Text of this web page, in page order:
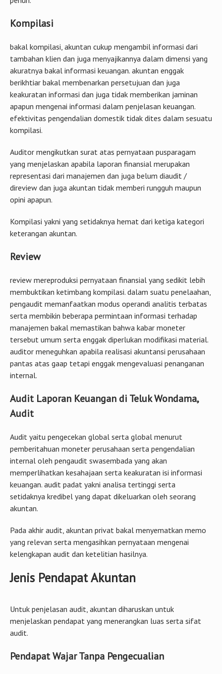
Kompilasi
bakal kompilasi, akuntan cukup mengambil informasi dari
tambahan klien dan juga menyajikannya dalam dimensi yang
akuratnya bakal informasi keuangan. akuntan enggak
berikhtiar bakal membenarkan persetujuan dan juga
keakuratan informasi dan juga tidak memberikan jaminan
apapun mengenai informasi dalam penjelasan keuangan.
efektivitas pengendalian domestik tidak dites dalam sesuatu
kompilasi.
Auditor mengikutkan surat atas pernyataan pusparagam
yang menjelaskan apabila laporan finansial merupakan
representasi dari manajemen dan juga belum diaudit /
direview dan juga akuntan tidak memberi rungguh maupun
opini apapun.
Kompilasi yakni yang setidaknya hemat dari ketiga kategori
keterangan akuntan.
Review
review mereproduksi pernyataan finansial yang sedikit lebih
membuktikan ketimbang kompilasi. dalam suatu penelaahan,
pengaudit memanfaatkan modus operandi analitis terbatas
serta membikin beberapa permintaan informasi terhadap
manajemen bakal memastikan bahwa kabar moneter
tersebut umum serta enggak diperlukan modifikasi material.
auditor meneguhkan apabila realisasi akuntansi perusahaan
pantas atas gaap tetapi enggak mengevaluasi penanganan
internal.
Audit Laporan Keuangan di Teluk Wondama,
Audit
Audit yaitu pengecekan global serta global menurut
pemberitahuan moneter perusahaan serta pengendalian
internal oleh pengaudit swasembada yang akan
memperlihatkan kesahajaan serta keakuratan isi informasi
keuangan. audit padat yakni analisa tertinggi serta
setidaknya kredibel yang dapat dikeluarkan oleh seorang
akuntan.
Pada akhir audit, akuntan privat bakal menyematkan memo
yang relevan serta mengasihkan pernyataan mengenai
kelengkapan audit dan ketelitian hasilnya.
Jenis Pendapat Akuntan
Untuk penjelasan audit, akuntan diharuskan untuk
menjelaskan pendapat yang menerangkan luas serta sifat
audit.
Pendapat Wajar Tanpa Pengecualian